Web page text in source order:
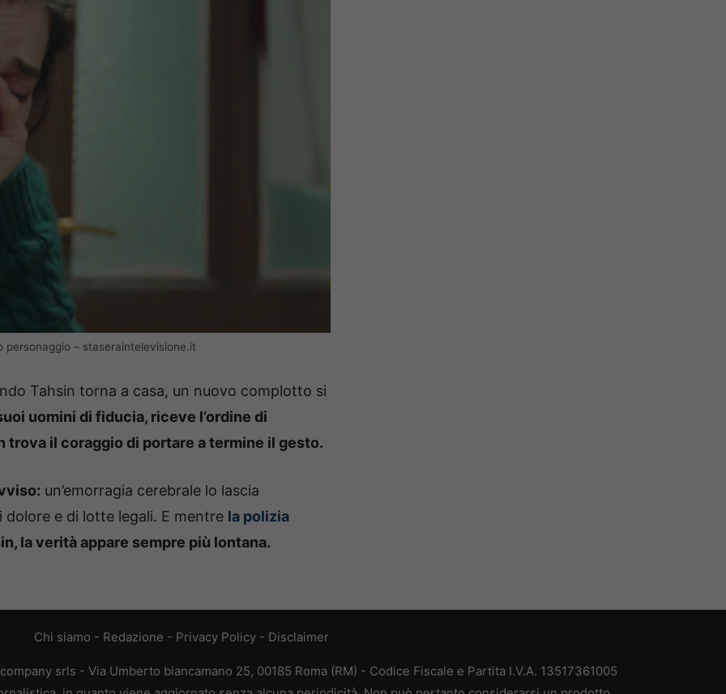
personaggio – staseraintelevisione.it
Tahsin torna a casa, un nuovo complotto si
uomini di fiducia, riceve l’ordine di
trova il coraggio di portare a termine il gesto.
un’emorragia cerebrale lo lascia
e di lotte legali. E mentre la polizia
la verità appare sempre più lontana.
Chi siamo - Redazione - Privacy Policy - Disclaimer
srls - Via Umberto biancamano 25, 00185 Roma (RM) - Codice Fiscale e Partita I.V.A. 13517361005